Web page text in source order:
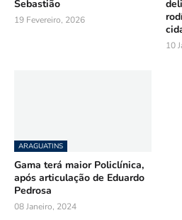
Sebastião
19 Fevereiro, 2026
10
ARAGUATINS
Gama terá maior Policlínica,
após articulação de Eduardo
Pedrosa
08 Janeiro, 2024